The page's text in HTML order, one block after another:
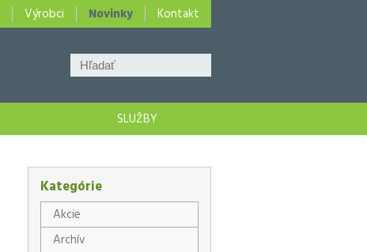
Výrobci Novinky Kontakt
SLUŽBY
Kategórie
Akcie
Archív